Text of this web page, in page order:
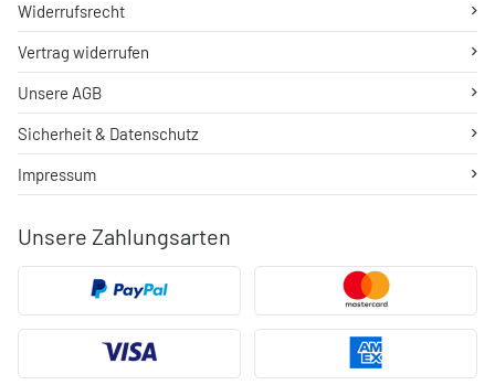
Unsere Zahlungsarten
Widerrufsrecht
Vertrag widerrufen
Unsere AGB
Sicherheit & Datenschutz
Impressum